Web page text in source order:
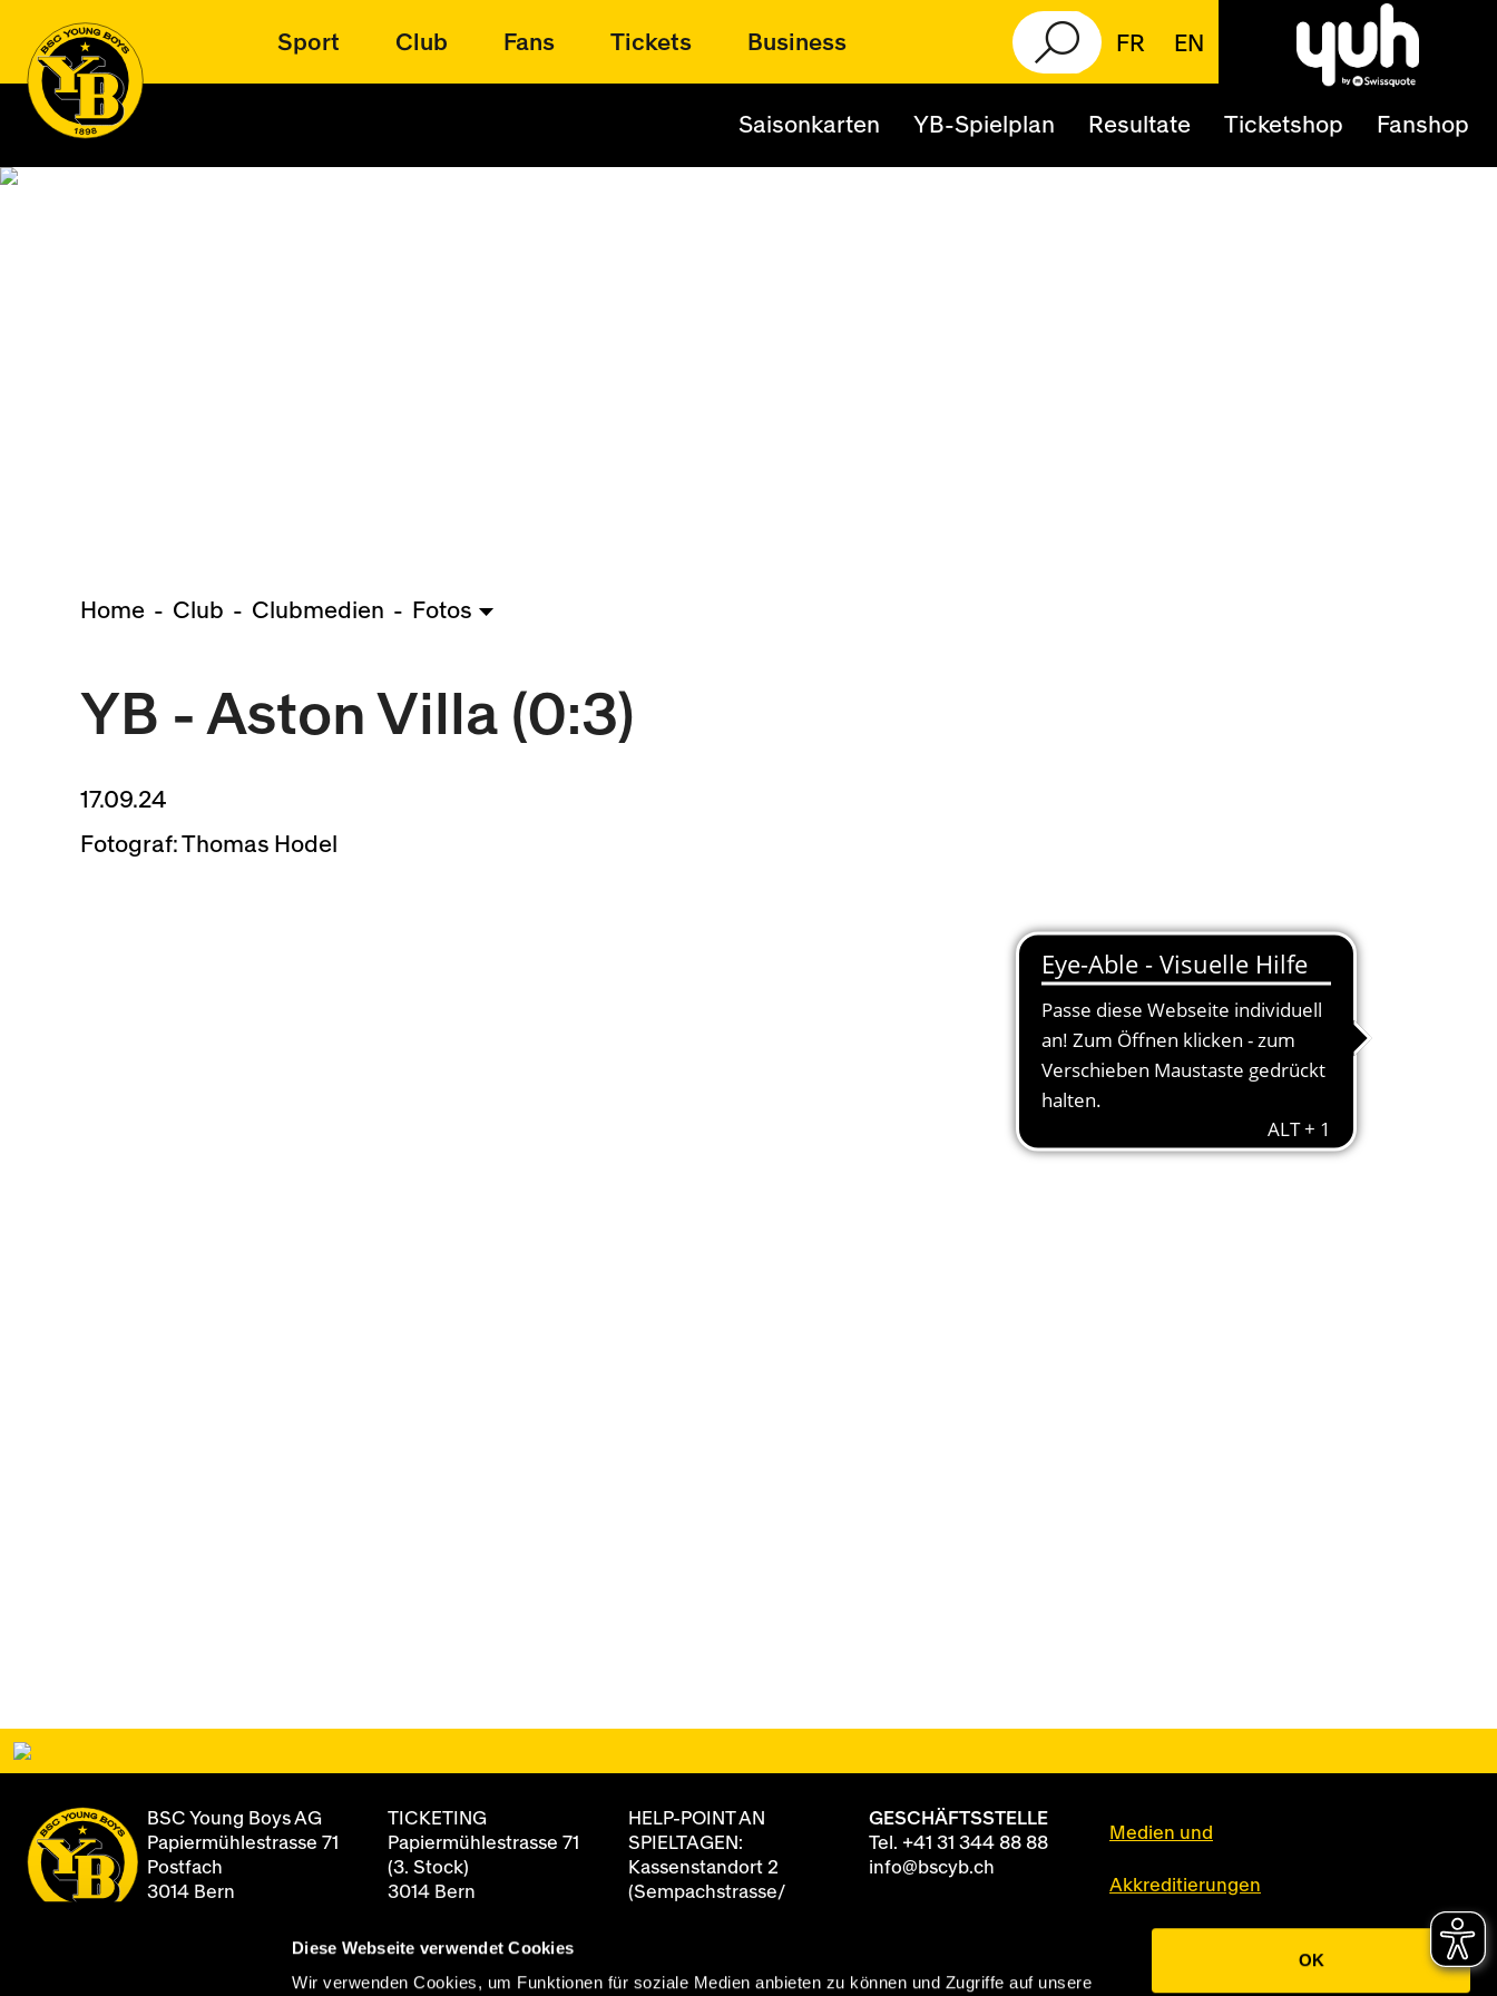
Diese Webseite verwendet Cookies
Wir verwenden Cookies, um Funktionen für soziale Medien anbieten zu können und Zugriffe auf unsere
OK
Sport Club Fans Tickets Business FR EN
Saisonkarten YB-Spielplan Resultate Ticketshop Fanshop
Home Club Clubmedien Fotos
YB - Aston Villa (0:3)
17.09.24
Fotograf: Thomas Hodel
BSC Young Boys AG
Papiermühlestrasse 71
Postfach
3014 Bern
TICKETING
Papiermühlestrasse 71
(3. Stock)
3014 Bern
+41 31 344 88 88
Öffnungszeiten
HELP-POINT AN
SPIELTAGEN:
Kassenstandort 2
(Sempachstrasse/
90 Minuten vor
GESCHÄFTSSTELLE
Tel. +41 31 344 88 88
info@bscyb.ch
Medien und
Akkreditierungen
Datenschutz
Impressum